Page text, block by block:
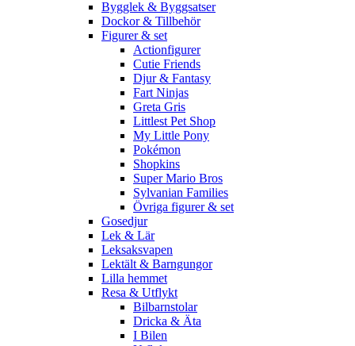
Bygglek & Byggsatser
Dockor & Tillbehör
Figurer & set
Actionfigurer
Cutie Friends
Djur & Fantasy
Fart Ninjas
Greta Gris
Littlest Pet Shop
My Little Pony
Pokémon
Shopkins
Super Mario Bros
Sylvanian Families
Övriga figurer & set
Gosedjur
Lek & Lär
Leksaksvapen
Lektält & Barngungor
Lilla hemmet
Resa & Utflykt
Bilbarnstolar
Dricka & Äta
I Bilen